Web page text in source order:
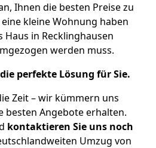
Ihnen die besten Preise zu
kleine Wohnung haben
in Recklinghausen
werden muss.
perfekte Lösung für Sie.
Zeit – wir kümmern uns
besten Angebote erhalten.
kontaktieren Sie uns noch
Umzug von